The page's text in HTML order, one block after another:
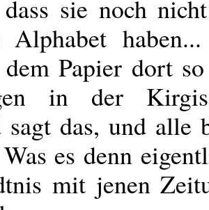
dass sie noch
Alphabet
dem Papier dort
in der
sagt das, und alle
es denn
mit jenen